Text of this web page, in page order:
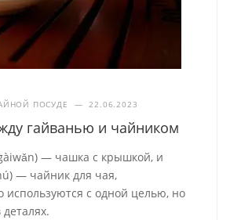
ПОСУДЕ — 22.06.2023
гайванью и чайником
— чашка с крышкой, и
— чайник для чая,
используются с одной целью, но